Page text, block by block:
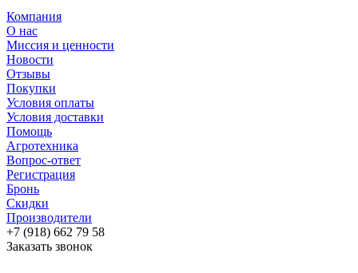
Компания
О нас
Миссия и ценности
Новости
Отзывы
Покупки
Условия оплаты
Условия доставки
Помощь
Агротехника
Вопрос-ответ
Регистрация
Бронь
Скидки
Производители
+7 (918) 662 79 58
Заказать звонок